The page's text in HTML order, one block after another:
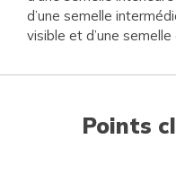
d’une semelle
visible et d’une
Points